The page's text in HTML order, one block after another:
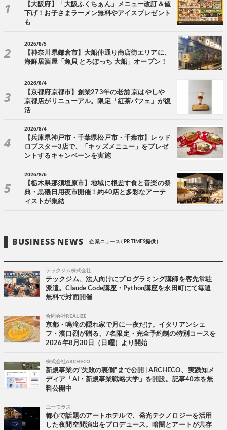
【大阪府】「大阪ふくちぁん」メニュー改訂＆値
下げ！お子さまラーメン無料やアイスプレゼント
も
2026/8/5
【神奈川県鎌倉市】大船仲通り商店街エリアに、
海鮮居酒屋「魚貝 とろぼっち 大船」オープン！
2026/8/4
【京都府京都市】創業273年の老舗 京はやしや
京都店がリニューアル。限定「紅茶パフェ」が復
活
2026/8/4
【兵庫県神戸市・千葉県松戸市・千葉市】レッド
ロブスター3店で、「キッズメニュー」をプレゼ
ントするキャンペーンを実施
2026/8/6
【栃木県那須塩原市】地域に根差す食と音楽の祭
典・黒磯日用夜市開催！約40店と多彩なアーテ
ィストが集結
BUSINESS NEWS 企業ニュース ( PR TIMES提供 )
テックジム株式会社
テックジム、法人向けにプログラミング講師を客先常駐
派遣。Claude Code講座・Python講座を永田町にて毎週
無料で対面開催
合同会社REALIZE
京都・鳴滝の隠れ家で月に一夜だけ。イタリアンシェ
フ・濱口烈が贈る、7名限定・完全予約制の特別コースを
2026年8月30日（日曜）より開始
株式会社ARCHECO
新規事業の"失敗の裏側"まで公開 | ARCHECO、実践知メ
ディア「AI・新規事業戦略大学」を開設。記事40本を無
料公開中
ユーモラス
都心で話題のアートホテルで、発光テクノロジーを活用
した夜間空間演出をプロデュース。暗闇とアートが共存